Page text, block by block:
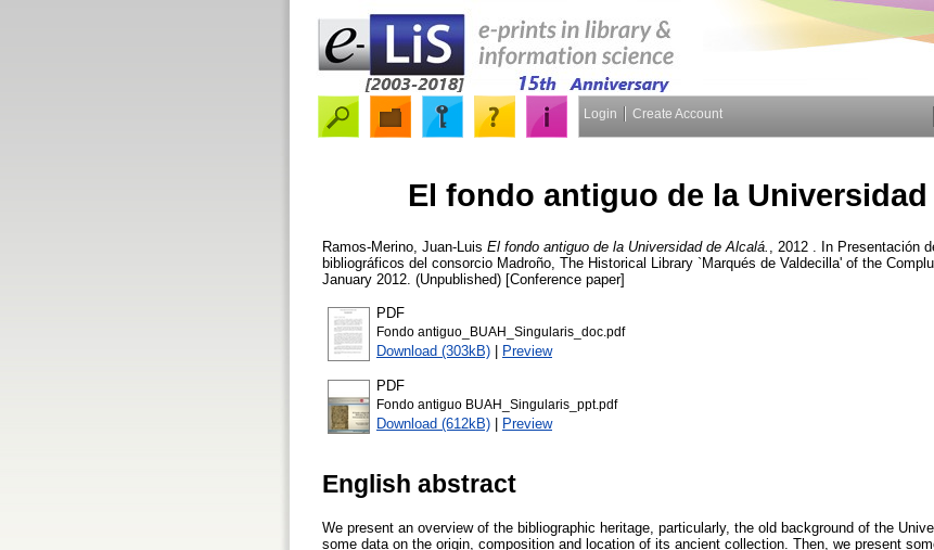
Login Create Account
El fondo antiguo de la Universidad
Ramos-Merino, Juan-Luis El fondo antiguo de la Universidad de Alcalá.
, 2012 . In Presentación
bibliográficos del consorcio Madroño, The Historical Library `Marqués de Valdecilla' of the
January 2012. (Unpublished) [Conference paper]
PDF
Fondo antiguo_BUAH_Singularis_doc.pdf
Download (303kB) | Preview
PDF
Fondo antiguo BUAH_Singularis_ppt.pdf
Download (612kB) | Preview
English abstract
We present an overview of the bibliographic heritage, particularly, the old background of the
some data on the origin, composition and location of its ancient collection. Then, we present